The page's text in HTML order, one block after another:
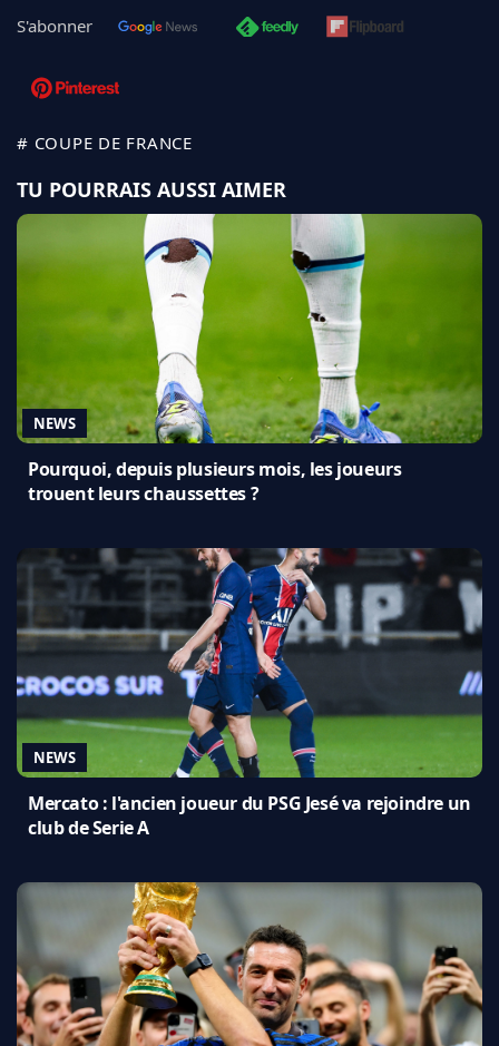
S'abonner
# COUPE DE FRANCE
TU POURRAIS AUSSI AIMER
NEWS
Pourquoi, depuis plusieurs mois, les joueurs
trouent leurs chaussettes ?
NEWS
Mercato : l'ancien joueur du PSG Jesé va rejoindre un
club de Serie A